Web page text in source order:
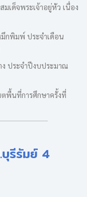
เด็จพระเจ้าอยู่หัว เนื่อง
กพิมพ์ ประจำเดือน
ง ประจำปีงบประมาณ
ตพื้นที่การศึกษาครั้งที่
รีรัมย์ 4